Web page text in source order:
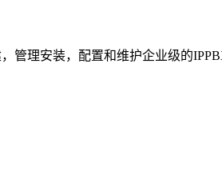
管理安装，配置和维护企业级的